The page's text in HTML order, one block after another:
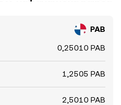
PAB
0,25010 PAB
1,2505 PAB
2,5010 PAB